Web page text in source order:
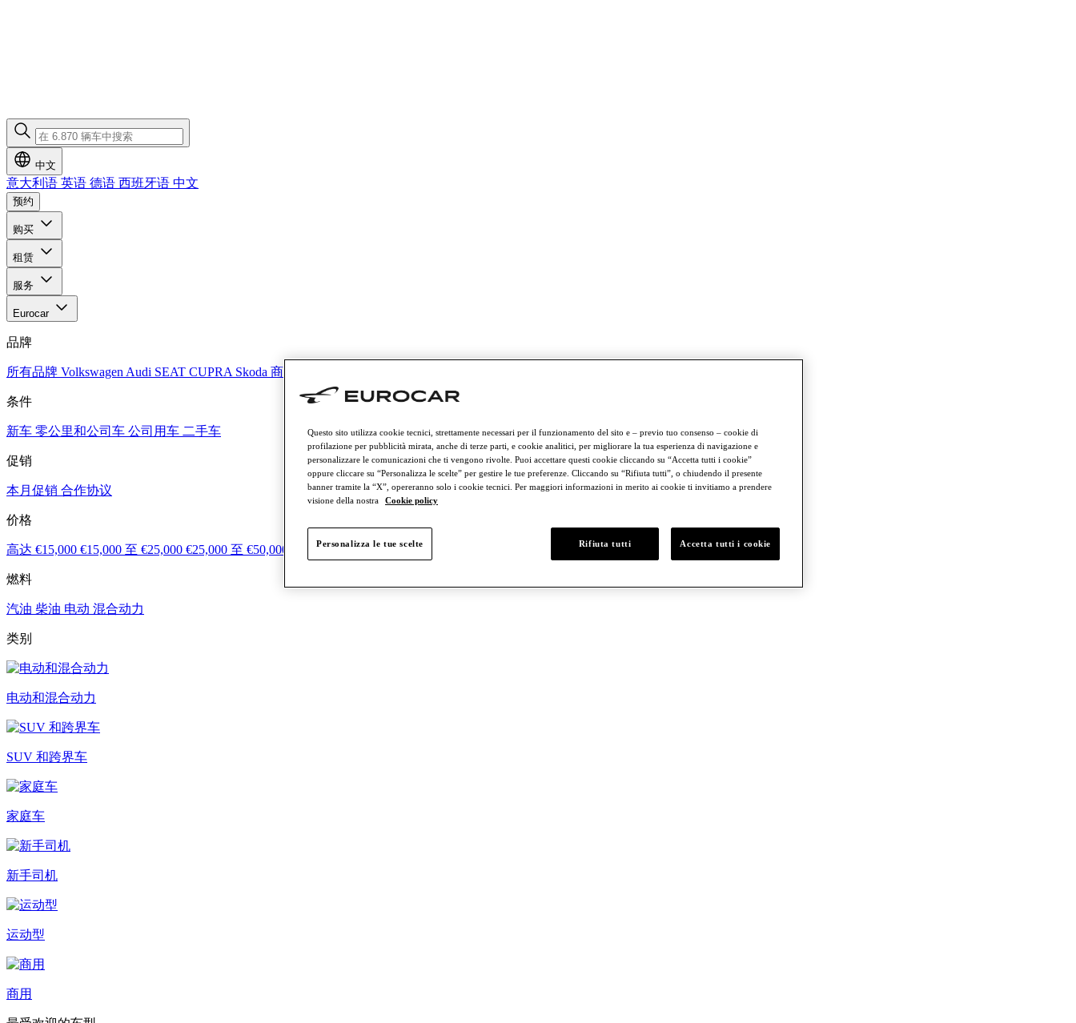
中文
意大利语 英语 德语 西班牙语 中文
预约
购买
租赁
服务
Eurocar
品牌
所有品牌 VolkswagenAudi SEAT CUPRA Skoda 商用车
条件
新车 零公里和公司车 公司用车 二手车
促销
本月促销 合作协议
价格
高达 €15,000 €15,000 至 €25,000 €25,000 至 €50,000 €50,000 至 €75,000 €75,000 至 €100,000 超过 €100,000
燃料
汽油 柴油 电动 混合动力
类别
电动和混合动力
SUV 和跨界车
家庭车
新手司机
运动型
商用
Questo sito utilizza cookie tecnici, strettamente necessari per il funzionamento del sito e – previo tuo consenso – cookie di
profilazione per pubblicità mirata, anche di terze parti, e cookie analitici, per migliorare la tua esperienza di navigazione e
personalizzare le comunicazioni che ti vengono rivolte. Puoi accettare questi cookie cliccando su “Accetta tutti i cookie”
oppure cliccare su “Personalizza le scelte” per gestire le tue preferenze. Cliccando su “Rifiuta tutti”, o chiudendo il presente
banner tramite la “X”, opereranno solo i cookie tecnici. Per maggiori informazioni in merito ai cookie ti invitiamo a prendere
visione della nostra
Cookie policy
Personalizza le tue scelte Rifiuta tutti Accetta tutti i cookie